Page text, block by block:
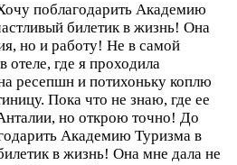
поблагодарить Академию
билетик в жизнь! Она
но и работу! Не в самой
где я проходила
ресепшн и потихоньку коплю
Пока что не знаю, где ее
но открою точно! До
Академию Туризма в
в жизнь! Она мне дала не